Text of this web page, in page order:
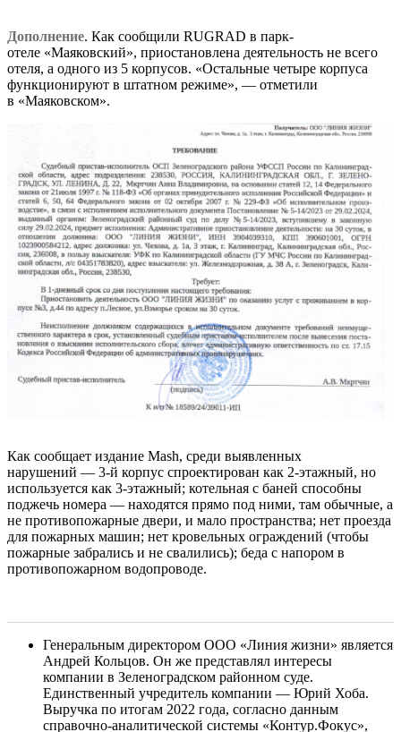
Дополнение. Как сообщили RUGRAD в парк-
отеле «Маяковский», приостановлена деятельность не всего
отеля, а одного из 5 корпусов. «Остальные четыре корпуса
функционируют в штатном режиме», — отметили
в «Маяковском».
Как сообщает издание Mash, среди выявленных
нарушений — 3-й корпус спроектирован как 2-этажный, но
используется как 3-этажный; котельная с баней способны
поджечь номера — находятся прямо под ними, там обычные, а
не противопожарные двери, и мало пространства; нет проезда
для пожарных машин; нет кровельных ограждений (чтобы
пожарные забрались и не свалились); беда с напором в
противопожарном водопроводе.
Генеральным директором ООО «Линия жизни» является
Андрей Кольцов. Он же представлял интересы
компании в Зеленоградском районном суде.
Единственный учредитель компании — Юрий Хоба.
Выручка по итогам 2022 года, согласно данным
справочно-аналитической системы «Контур.Фокус»,